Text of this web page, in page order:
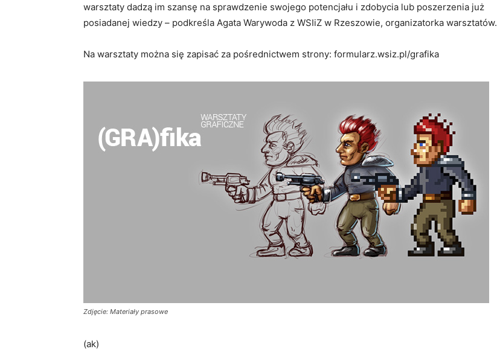
warsztaty dadzą im szansę na sprawdzenie swojego potencjału i zdobycia lub poszerzenia już
posiadanej wiedzy – podkreśla Agata Warywoda z WSIiZ w Rzeszowie, organizatorka warsztatów.
Na warsztaty można się zapisać za pośrednictwem strony: formularz.wsiz.pl/grafika
Zdjęcie: Materiały prasowe
(ak)